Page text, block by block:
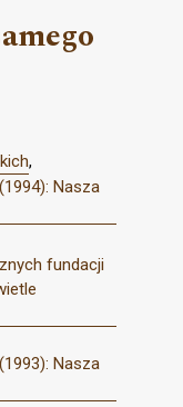
,
Nasza
fundacji
Nasza